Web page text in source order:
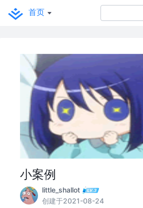
首页
小案例
little_shallot
创建于2021-08-24